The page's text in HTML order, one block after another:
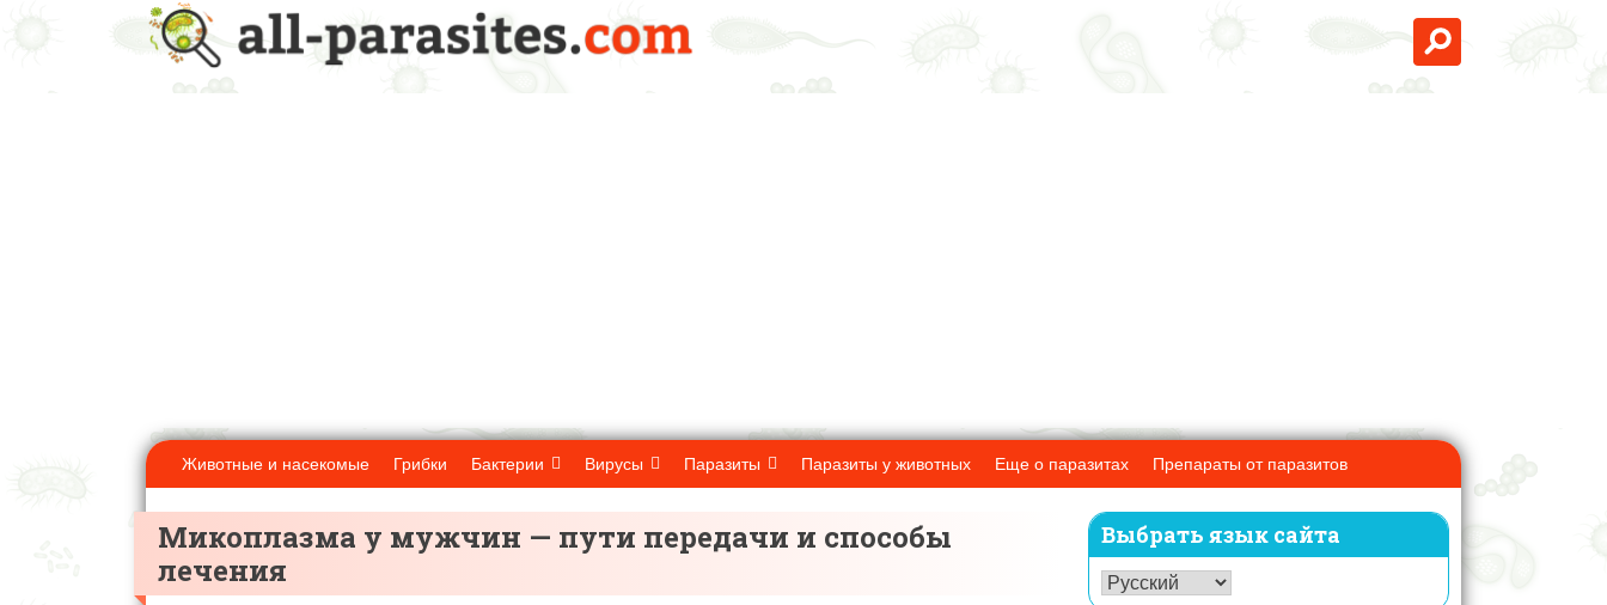
Животные и насекомые Грибки Бактерии Вирусы Паразиты Паразиты у животных Еще о паразитах Препараты от паразитов
Микоплазма у мужчин — пути передачи и способы
лечения
Выбрать язык сайта